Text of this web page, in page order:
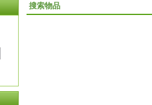
搜索物品